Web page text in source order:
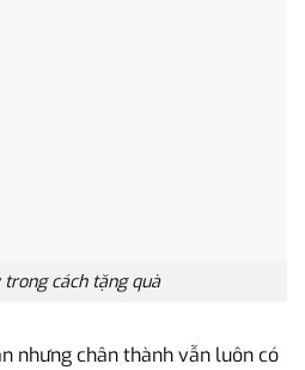
trong cách tặng quà
nhưng chân thành vẫn luôn có